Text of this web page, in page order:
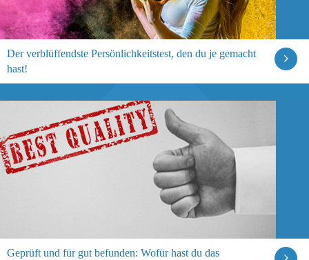
Der verblüffendste Persönlichkeitstest, den du je gemacht
hast!
Geprüft und für gut befunden: Wofür hast du das